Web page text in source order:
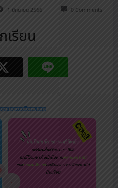
1 มิถุนายน 2566 0 Comments
เรียน